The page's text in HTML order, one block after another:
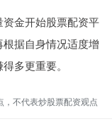
金开始股票配资平
据自身情况适度增
多更重要。
，不代表炒股票配资观点